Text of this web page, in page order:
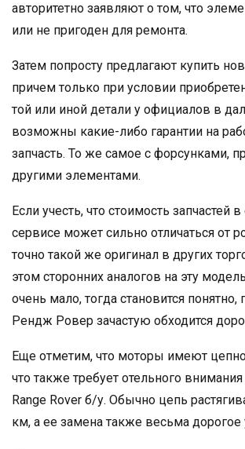
авторитетно заявляют о том, что
или не пригоден для ремонта.
Затем попросту предлагают купить
причем только при условии
той или иной детали у официалов в
возможны какие-либо гарантии на
запчасть. То же самое с форсунками,
другими элементами.
Если учесть, что стоимость запчастей
сервисе может сильно отличаться от
точно такой же оригинал в других
этом сторонних аналогов на эту
очень мало, тогда становится
Рендж Ровер зачастую обходится
Еще отметим, что моторы имеют
что также требует отельного
Range Rover б/у. Обычно цепь
км, а ее замена также весьма дорогое